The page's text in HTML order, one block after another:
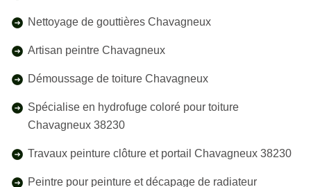
Nettoyage de gouttières Chavagneux
Artisan peintre Chavagneux
Démoussage de toiture Chavagneux
Spécialise en hydrofuge coloré pour toiture
Chavagneux 38230
Travaux peinture clôture et portail Chavagneux 38230
Peintre pour peinture et décapage de radiateur